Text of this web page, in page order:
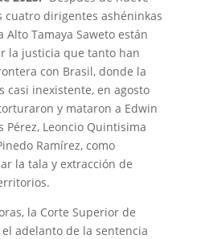
cuatro dirigentes ashéninkas
Tamaya Saweto están
la justicia que tanto han
con Brasil, donde la
casi inexistente, en agosto
y mataron a Edwin
Pérez, Leoncio Quintisima
Ramírez, como
la tala y extracción de
la Corte Superior de
adelanto de la sentencia